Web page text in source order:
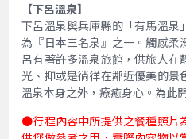
【下呂溫泉】
下呂溫泉與兵庫縣的「有馬溫泉
為『日本三名泉』之一。觸感柔
呂有著許多溫泉旅館，供旅人
光、抑或是徜徉在鄰近優美的景
溫泉本身之外，療癒身心。為此
●行程內容中所提供之餐種照片